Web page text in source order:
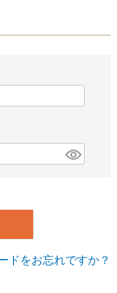
ドをお忘れですか？